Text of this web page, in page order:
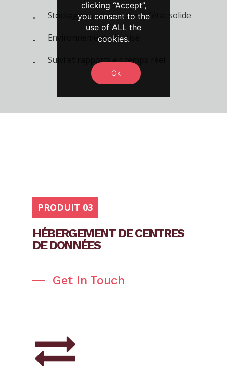
Stockage sur disque dur à l’état solide
Environnement sécurisé
Suivi et rapports en temps réel
PRODUIT 03
HÉBERGEMENT DE CENTRES
DE DONNÉES
Get In Touch
clicking “Accept”,
you consent to the
use of ALL the
cookies.
Ok